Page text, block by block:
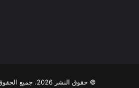
© حقوق النشر 2026، جميع الحقوق محفوظة | أُردُني - مِصداقِيةُ الخَبَر